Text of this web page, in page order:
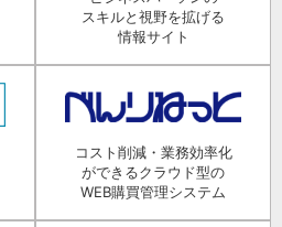
スキルと視野を拡げる
情報サイト
コスト削減・業務効率化
ができるクラウド型の
WEB購買管理システム